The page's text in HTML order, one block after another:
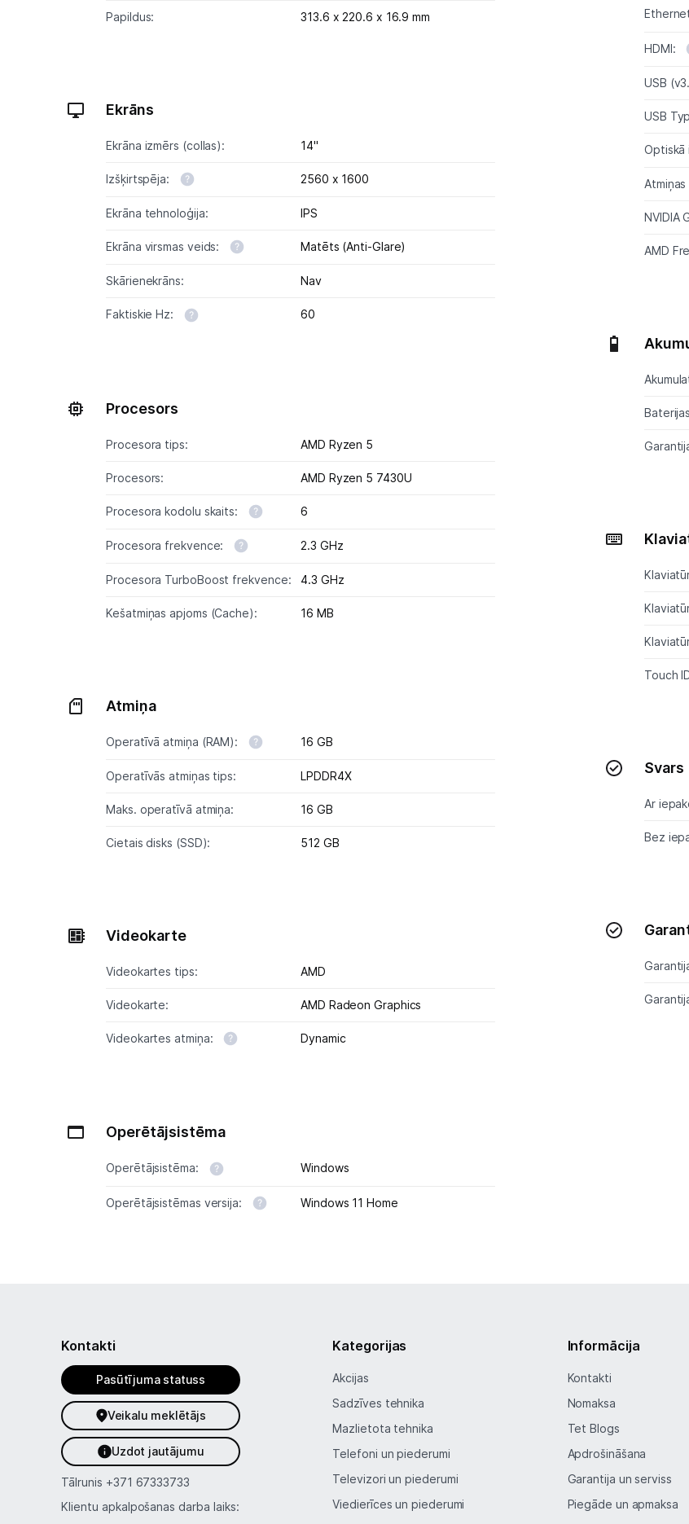
Papildus: 313.6 x 220.6 x 16.9 mm
Ekrāns
Ekrāna izmērs (collas): 14"
Izšķirtspēja: 2560 x 1600
Ekrāna tehnoloģija: IPS
Ekrāna virsmas veids: Matēts (Anti-Glare)
Skārienekrāns: Nav
Faktiskie Hz: 60
Procesors
Procesora tips: AMD Ryzen 5
Procesors: AMD Ryzen 5 7430U
Procesora kodolu skaits: 6
Procesora frekvence: 2.3 GHz
Procesora TurboBoost frekvence: 4.3 GHz
Kešatmiņas apjoms (Cache): 16 MB
Atmiņa
Operatīvā atmiņa (RAM): 16 GB
Operatīvās atmiņas tips: LPDDR4X
Maks. operatīvā atmiņa: 16 GB
Cietais disks (SSD): 512 GB
Videokarte
Videokartes tips: AMD
Videokarte: AMD Radeon Graphics
Videokartes atmiņa: Dynamic
Operētājsistēma
Operētājsistēma: Windows
Operētājsistēmas versija: Windows 11 Home
HDMI:
USB
USB
Optiskā
NVIDIA
AMD
Touch
Svars
Ar
Bez
Kontakti
Pasūtījuma statuss
Veikalu meklētājs
Uzdot jautājumu
Tālrunis +371 67333733
Klientu apkalpošanas darba laiks:
Kategorijas
Akcijas
Sadzīves tehnika
Mazlietota tehnika
Telefoni un piederumi
Televizori un piederumi
Viedierīces un piederumi
Informācija
Kontakti
Nomaksa
Tet Blogs
Apdrošināšana
Garantija un serviss
Piegāde un apmaksa